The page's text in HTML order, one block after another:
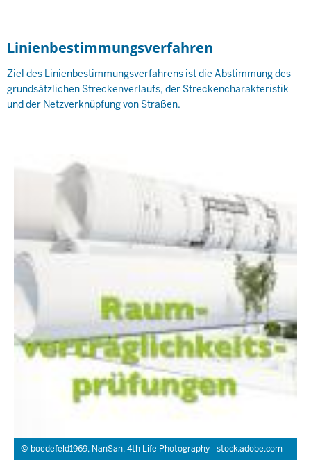
Linienbestimmungsverfahren
Ziel des Linienbestimmungsverfahrens ist die Abstimmung des
grundsätzlichen Streckenverlaufs, der Streckencharakteristik
und der Netzverknüpfung von Straßen.
boedefeld1969, NanSan, 4th Life Photography - stock.adobe.com